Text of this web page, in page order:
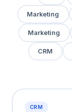
Marketing
Marketing
CRM
CRM